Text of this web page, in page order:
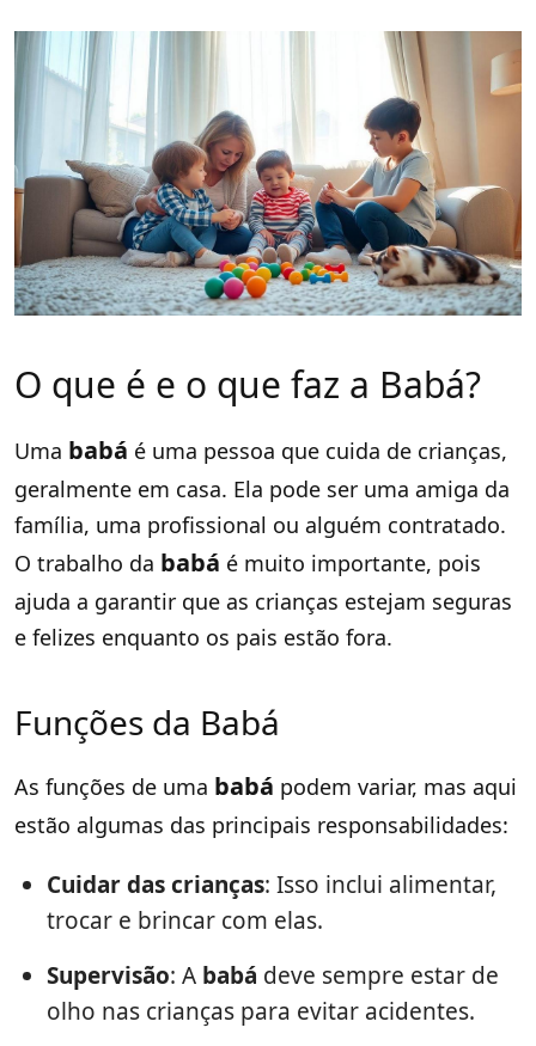
O que é e o que faz a Babá?
Uma babá é uma pessoa que cuida de crianças,
geralmente em casa. Ela pode ser uma amiga da
família, uma profissional ou alguém contratado.
O trabalho da babá é muito importante, pois
ajuda a garantir que as crianças estejam seguras
e felizes enquanto os pais estão fora.
Funções da Babá
As funções de uma babá podem variar, mas aqui
estão algumas das principais responsabilidades:
Cuidar das crianças: Isso inclui alimentar,
trocar e brincar com elas.
Supervisão: A babá deve sempre estar de
olho nas crianças para evitar acidentes.